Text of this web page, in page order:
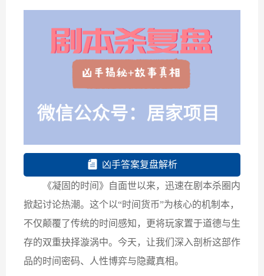
凶手答案复盘解析
《凝固的时间》自面世以来，迅速在剧本杀圈内
掀起讨论热潮。这个以“时间货币”为核心的机制本，
不仅颠覆了传统的时间感知，更将玩家置于道德与生
存的双重抉择漩涡中。今天，让我们深入剖析这部作
品的时间密码、人性博弈与隐藏真相。